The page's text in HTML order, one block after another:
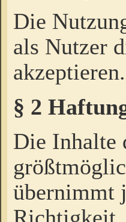
Die
als Nutzer
akzeptieren.
§ 2
Die Inhalte
übernimmt